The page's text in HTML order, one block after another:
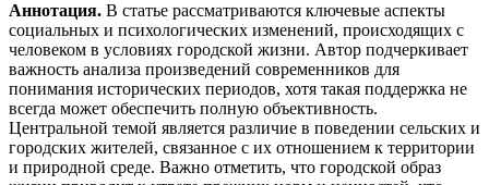
Аннотация. В статье рассматриваются ключевые аспекты
социальных и психологических изменений, происходящих с
человеком в условиях городской жизни. Автор подчеркивает
важность анализа произведений современников для
понимания исторических периодов, хотя такая поддержка не
всегда может обеспечить полную объективность.
Центральной темой является различие в поведении сельских и
городских жителей, связанное с их отношением к территории
и природной среде. Важно отметить, что городской образ